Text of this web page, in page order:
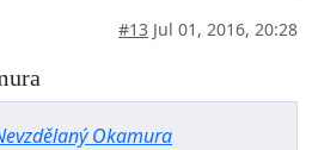
#13 Jul 01, 2016, 20:28
Okamura